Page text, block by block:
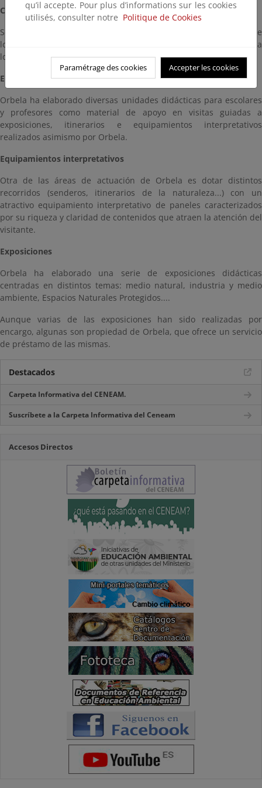
Campañas de actuación en defensa del medio ambiente
Se han llevado a cabo campañas de limpieza de los márgenes de
los ríos con grupos de escolares como actividad complementaria a
los programas educativos.
Elaboración de material didáctico
Orbela ha elaborado diversas unidades didácticas para escolares
y profesores como material de apoyo en visitas guiadas a
exposiciones, itinerarios e equipamientos interpretativos
realizados asimismo por Orbela.
Equipamientos interpretativos
Otra de las áreas de actuación de Orbela es dotar distintos
recorridos (senderos, itinerarios de la naturaleza...) con un
atractivo equipamiento interpretativo de paneles caracterizados
por su riqueza y claridad de contenidos que atraen la atención del
visitante.
Exposiciones
Orbela ha elaborado una serie de exposiciones didácticas
centradas en distintos temas: medio natural, industria y medio
ambiente, Espacios Naturales Protegidos....
Aunque varias de las exposiciones han sido realizadas por
encargo, algunas son propiedad de Orbela, que ofrece un servicio
de préstamo de las mismas.
Destacados
Carpeta Informativa del CENEAM.
Suscríbete a la Carpeta Informativa del Ceneam
Accesos Directos
qu’il accepte. Pour plus d’informations sur les cookies
utilisés, consulter notre Politique de Cookies
Paramétrage des cookies Accepter les cookies